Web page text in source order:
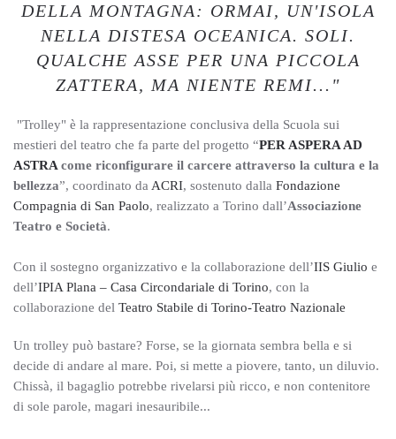
DELLA MONTAGNA: ORMAI, UN'ISOLA
NELLA DISTESA OCEANICA. SOLI.
QUALCHE ASSE PER UNA PICCOLA
ZATTERA, MA NIENTE REMI..."
"Trolley" è la rappresentazione conclusiva della Scuola sui
mestieri del teatro che fa parte del progetto “PER ASPERA AD
ASTRA come riconfigurare il carcere attraverso la cultura e la
bellezza”, coordinato da ACRI, sostenuto dalla Fondazione
Compagnia di San Paolo, realizzato a Torino dall’Associazione
Teatro e Società.
Con il sostegno organizzativo e la collaborazione dell’IIS Giulio e
dell’IPIA Plana – Casa Circondariale di Torino, con la
collaborazione del Teatro Stabile di Torino-Teatro Nazionale
Un trolley può bastare? Forse, se la giornata sembra bella e si
decide di andare al mare. Poi, si mette a piovere, tanto, un diluvio.
Chissà, il bagaglio potrebbe rivelarsi più ricco, e non contenitore
di sole parole, magari inesauribile...